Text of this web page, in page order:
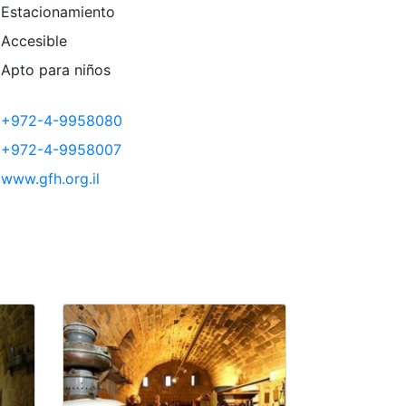
para niños
+972-4-9958080
+972-4-9958007
www.gfh.org.il